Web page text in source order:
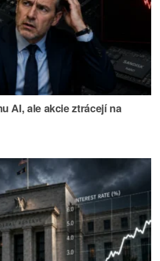
AI, ale akcie ztrácejí na